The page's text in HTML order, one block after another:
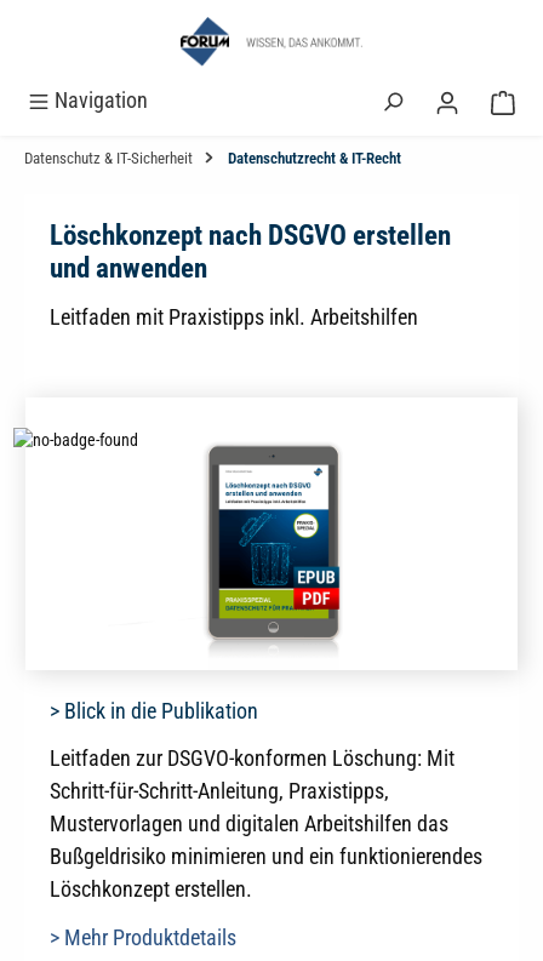
Navigation
Datenschutz & IT-Sicherheit Datenschutzrecht & IT-Recht
Löschkonzept nach DSGVO erstellen
und anwenden
Leitfaden mit Praxistipps inkl. Arbeitshilfen
> Blick in die Publikation
Leitfaden zur DSGVO-konformen Löschung: Mit
Schritt-für-Schritt-Anleitung, Praxistipps,
Mustervorlagen und digitalen Arbeitshilfen das
Bußgeldrisiko minimieren und ein funktionierendes
Löschkonzept erstellen.
> Mehr Produktdetails